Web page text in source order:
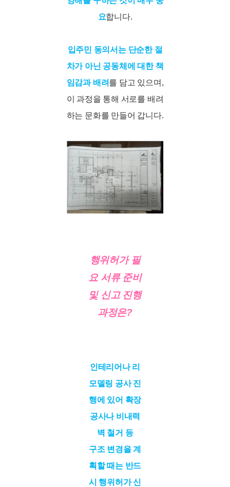
요합니다.
입주민 동의서는 단순한 절
차가 아닌 공동체에 대한 책
임감과 배려를 담고 있으며,
이 과정을 통해 서로를 배려
하는 문화를 만들어 갑니다.
행위허가 필
요 서류 준비
및 신고 진행
과정은?
인테리어나 리
모델링 공사 진
행에 있어 확장
공사나 비내력
벽 철거 등
구조 변경을 계
획할 때는 반드
시 행위허가 신